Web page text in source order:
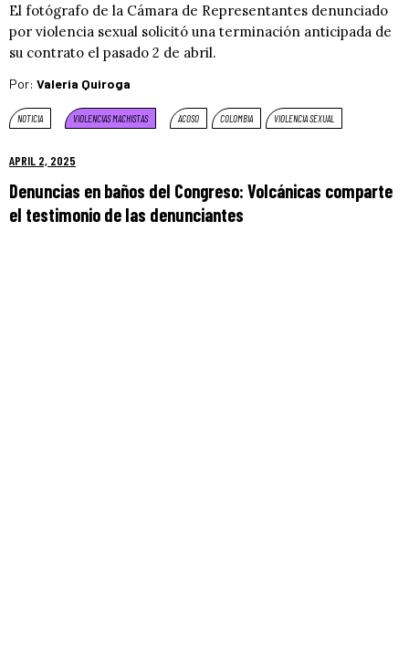
El fotógrafo de la Cámara de Representantes denunciado
por violencia sexual solicitó una terminación anticipada de
su contrato el pasado 2 de abril.
Por: Valeria Quiroga
NOTICIA VIOLENCIAS MACHISTAS ACOSO COLOMBIA VIOLENCIA SEXUAL
APRIL 2, 2025
Denuncias en baños del Congreso: Volcánicas comparte
el testimonio de las denunciantes